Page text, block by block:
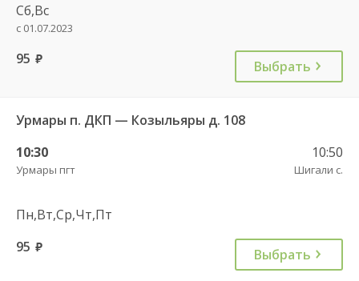
Сб,Вс
с 01.07.2023
95 руб. Выбрать
Урмары п. ДКП — Козыльяры д. 108
10:30
Урмары пгт
10:50
Шигали с.
Пн,Вт,Ср,Чт,Пт
95 руб. Выбрать